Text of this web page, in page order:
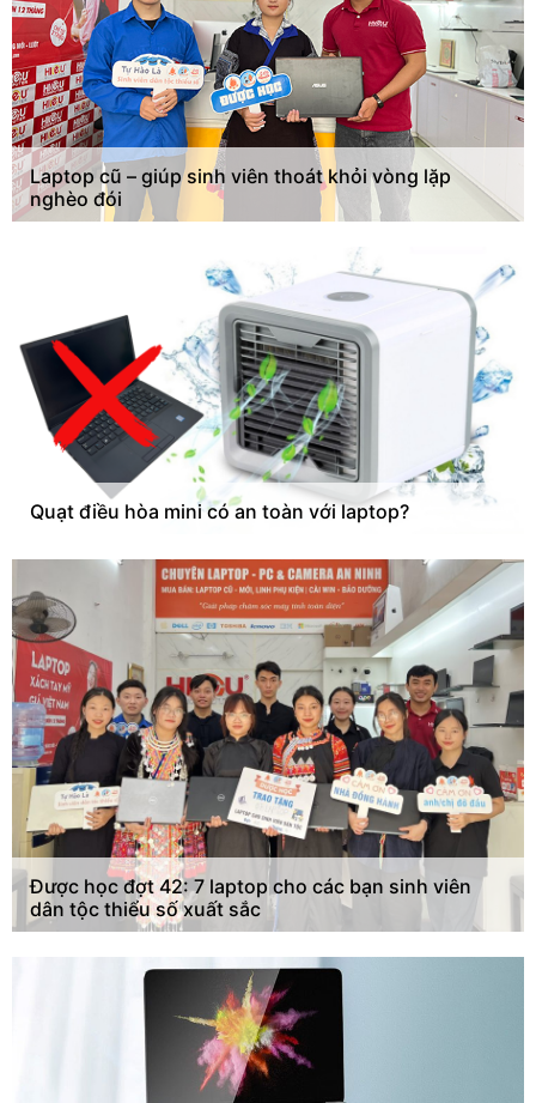
Laptop cũ – giúp sinh viên thoát khỏi vòng lặp
nghèo đói
Quạt điều hòa mini có an toàn với laptop?
Được học đợt 42: 7 laptop cho các bạn sinh viên
dân tộc thiểu số xuất sắc